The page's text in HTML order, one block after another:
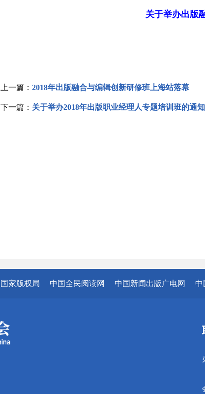
关于举办出版
上一篇： 2018年出版融合与编辑创新研修班上海站落幕
下一篇： 关于举办2018年出版职业经理人专题培训班的通知
国家版权局 中国全民阅读网 中国新闻出版广电网 中